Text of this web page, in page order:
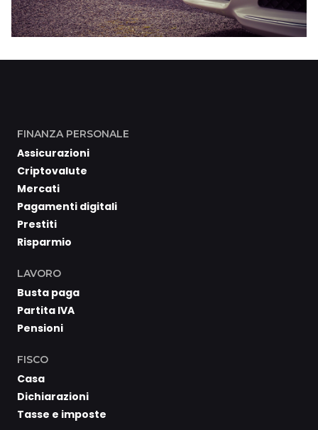
FINANZA PERSONALE
Assicurazioni
Criptovalute
Mercati
Pagamenti digitali
Prestiti
Risparmio
LAVORO
Busta paga
Partita IVA
Pensioni
FISCO
Casa
Dichiarazioni
Tasse e imposte